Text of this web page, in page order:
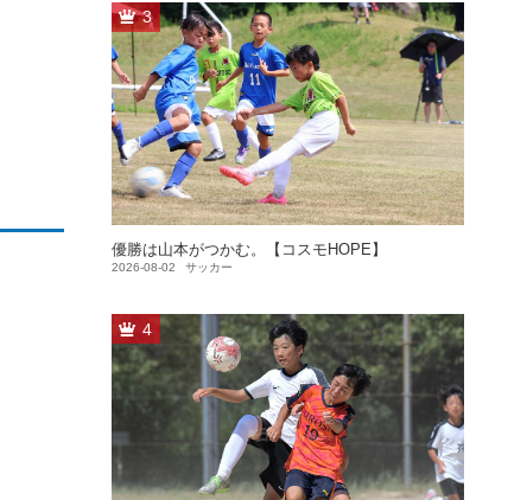
3
優勝は山本がつかむ。【コスモHOPE】
2026-08-02 サッカー
4